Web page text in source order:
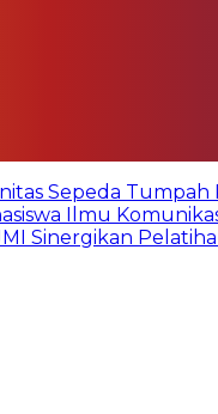
Sepeda Tumpah
Ilmu
Sinergikan